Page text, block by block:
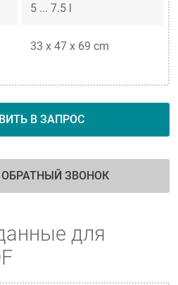
5 ... 7.5 l
33 x 47 x 69 cm
В ЗАПРОС
ЗВОНОК
для